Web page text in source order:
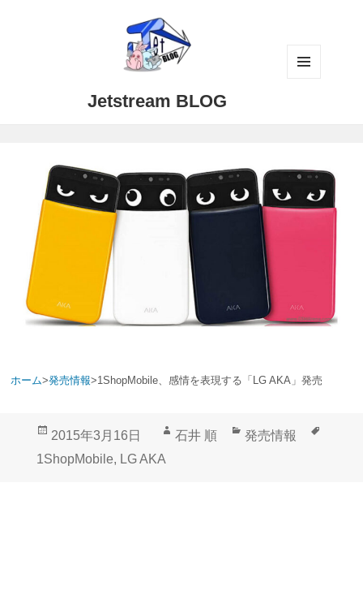
Jetstream BLOG
ホーム>発売情報>1ShopMobile、感情を表現する「LG AKA」発売
投
稿
2015年3月16日
作
石井 順
カ
発売情報
1ShopMobile, LG AKA